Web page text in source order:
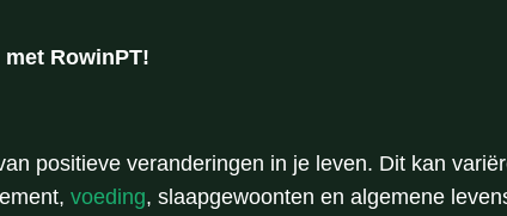
RowinPT!
positieve veranderingen in je leven. Dit kan
voeding, slaapgewoonten en algemene